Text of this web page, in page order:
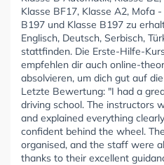
Klasse BF17, Klasse A2, Mofa
B197 und Klasse B197 zu
Englisch, Deutsch, Serbisch,
stattfinden. Die Erste-Hilfe-
empfehlen dir auch online-
absolvieren, um dich gut auf
Letzte Bewertung: "I had a
driving school. The instructors
and explained everything
confident behind the wheel.
organised, and the staff were
thanks to their excellent